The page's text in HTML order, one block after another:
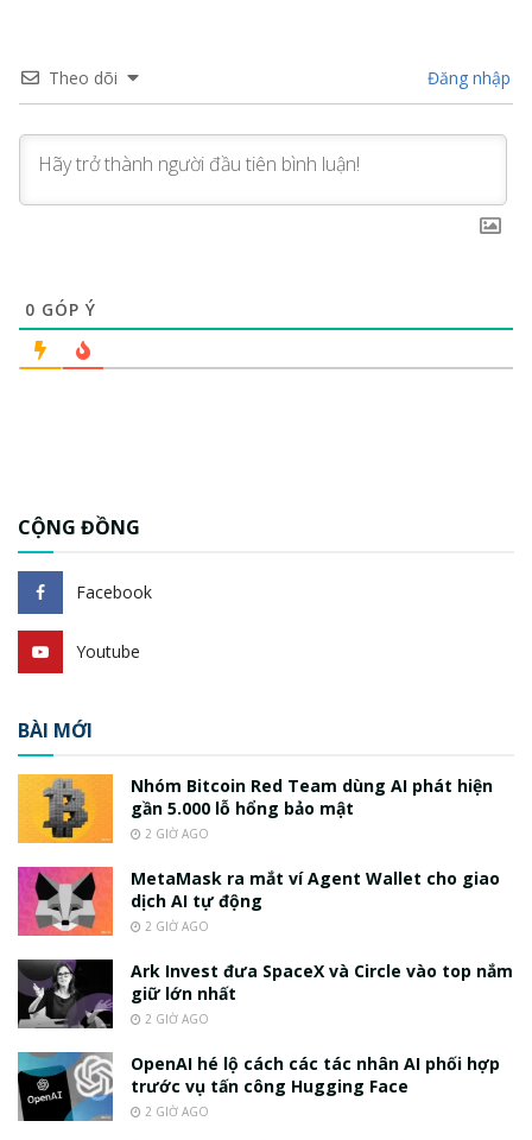
Theo dõi Đăng nhập
0 GÓP Ý
CỘNG ĐỒNG
Facebook
Youtube
BÀI MỚI
Nhóm Bitcoin Red Team dùng AI phát hiện
gần 5.000 lỗ hổng bảo mật
2 GIỜ AGO
MetaMask ra mắt ví Agent Wallet cho giao
dịch AI tự động
2 GIỜ AGO
Ark Invest đưa SpaceX và Circle vào top nắm
giữ lớn nhất
2 GIỜ AGO
OpenAI hé lộ cách các tác nhân AI phối hợp
trước vụ tấn công Hugging Face
2 GIỜ AGO